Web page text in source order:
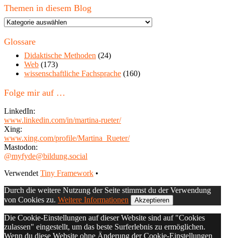
Themen in diesem Blog
Themen
diesem
Glossare
Didaktische Methoden (24)
Web (173)
wissenschaftliche Fachsprache (160)
Folge mir auf …
LinkedIn:
www.linkedin.com/in/martina-rueter/
Xing:
www.xing.com/profile/Martina_Rueter/
Mastodon:
@myfyde@bildung.social
Footer
Inhalt
Verwendet Tiny Framework •
Durch die weitere Nutzung der Seite stimmst du der Verwendung
von Cookies zu. Weitere Informationen Akzeptieren
Die Cookie-Einstellungen auf dieser Website sind auf "Cookies
zulassen" eingestellt, um das beste Surferlebnis zu ermöglichen.
Wenn du diese Website ohne Änderung der Cookie-Einstellungen